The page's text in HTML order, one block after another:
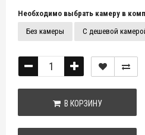
Необходимо выбрать камеру в
Без камеры
С дешевой
В КОРЗИНУ